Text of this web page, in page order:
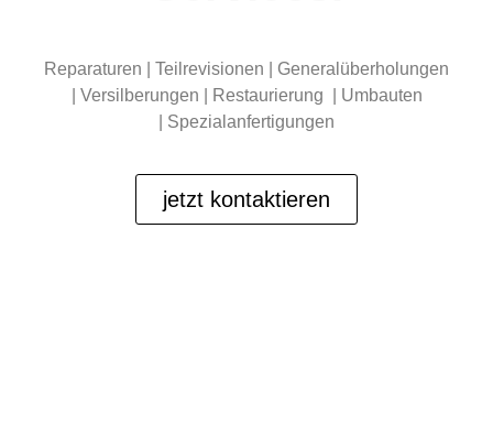
Reparaturen | Teilrevisionen | Generalüberholungen
| Versilberungen | Restaurierung | Umbauten
| Spezialanfertigungen
jetzt kontaktieren